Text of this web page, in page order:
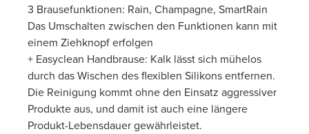
3 Brausefunktionen: Rain, Champagne, SmartRain
Das Umschalten zwischen den Funktionen kann mit
einem Ziehknopf erfolgen
+ Easyclean Handbrause: Kalk lässt sich mühelos
durch das Wischen des flexiblen Silikons entfernen.
Die Reinigung kommt ohne den Einsatz aggressiver
Produkte aus, und damit ist auch eine längere
Produkt-Lebensdauer gewährleistet.